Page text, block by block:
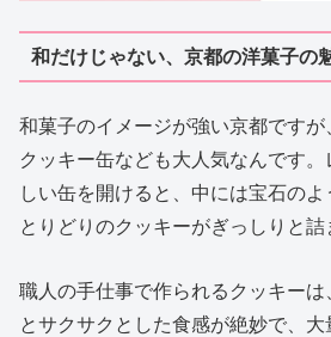
和だけじゃない、京都の洋菓子の
和菓子のイメージが強い京都です
クッキー缶なども大人気なんです
しい缶を開けると、中には宝石の
とりどりのクッキーがぎっしりと詰
職人の手仕事で作られるクッキーは
とサクサクとした食感が絶妙で、